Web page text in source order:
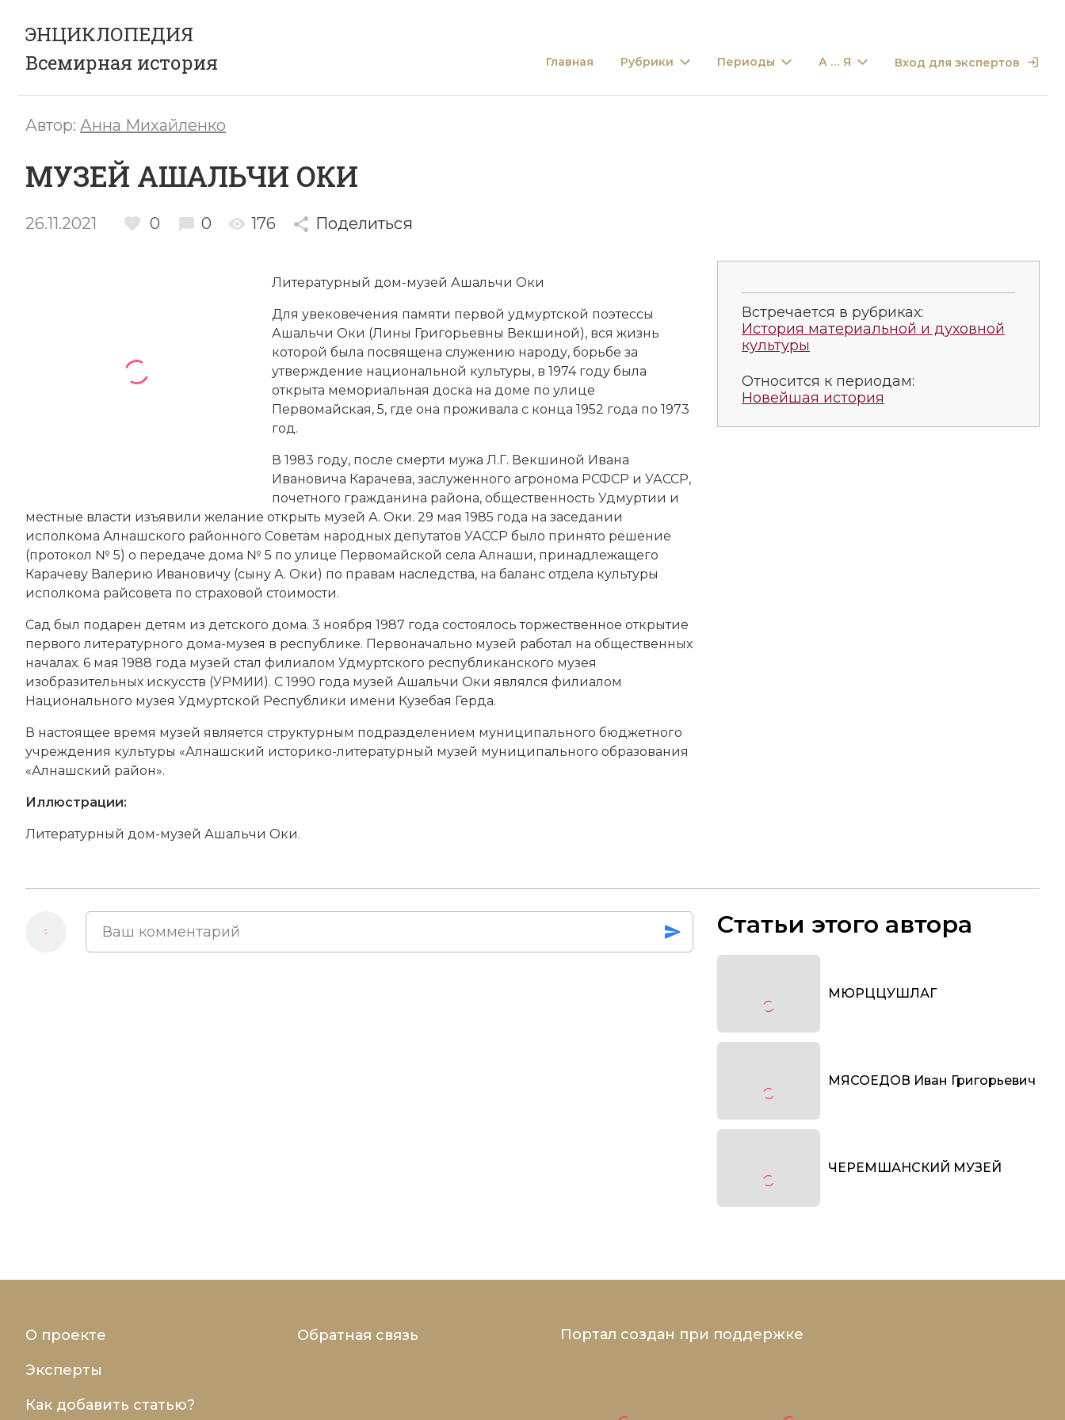
ЭНЦИКЛОПЕДИЯ
Всемирная история
Главная Рубрики Периоды А … Я Вход для экспертов
Автор: Анна Михайленко
МУЗЕЙ АШАЛЬЧИ ОКИ
26.11.2021 0 0 176 Поделиться
Литературный дом-музей Ашальчи Оки
Для увековечения памяти первой удмуртской поэтессы
Ашальчи Оки (Лины Григорьевны Векшиной), вся жизнь
которой была посвящена служению народу, борьбе за
утверждение национальной культуры, в 1974 году была
открыта мемориальная доска на доме по улице
Первомайская, 5, где она проживала с конца 1952 года по 1973
год.
В 1983 году, после смерти мужа Л.Г. Векшиной Ивана
Ивановича Карачева, заслуженного агронома РСФСР и УАССР,
почетного гражданина района, общественность Удмуртии и
местные власти изъявили желание открыть музей А. Оки. 29 мая 1985 года на заседании
исполкома Алнашского районного Советам народных депутатов УАССР было принято решение
(протокол № 5) о передаче дома № 5 по улице Первомайской села Алнаши, принадлежащего
Карачеву Валерию Ивановичу (сыну А. Оки) по правам наследства, на баланс отдела культуры
исполкома райсовета по страховой стоимости.
Сад был подарен детям из детского дома. 3 ноября 1987 года состоялось торжественное открытие
первого литературного дома-музея в республике. Первоначально музей работал на общественных
началах. 6 мая 1988 года музей стал филиалом Удмуртского республиканского музея
изобразительных искусств (УРМИИ). С 1990 года музей Ашальчи Оки являлся филиалом
Национального музея Удмуртской Республики имени Кузебая Герда.
В настоящее время музей является структурным подразделением муниципального бюджетного
учреждения культуры «Алнашский историко-литературный музей муниципального образования
«Алнашский район».
Иллюстрации:
Литературный дом-музей Ашальчи Оки.
Встречается в рубриках:
История материальной и духовной
культуры
Относится к периодам:
Новейшая история
Статьи этого автора
МЮРЦЦУШЛАГ
МЯСОЕДОВ Иван Григорьевич
ЧЕРЕМШАНСКИЙ МУЗЕЙ
О проекте
Эксперты
Как добавить статью?
Обратная связь Портал создан при поддержке